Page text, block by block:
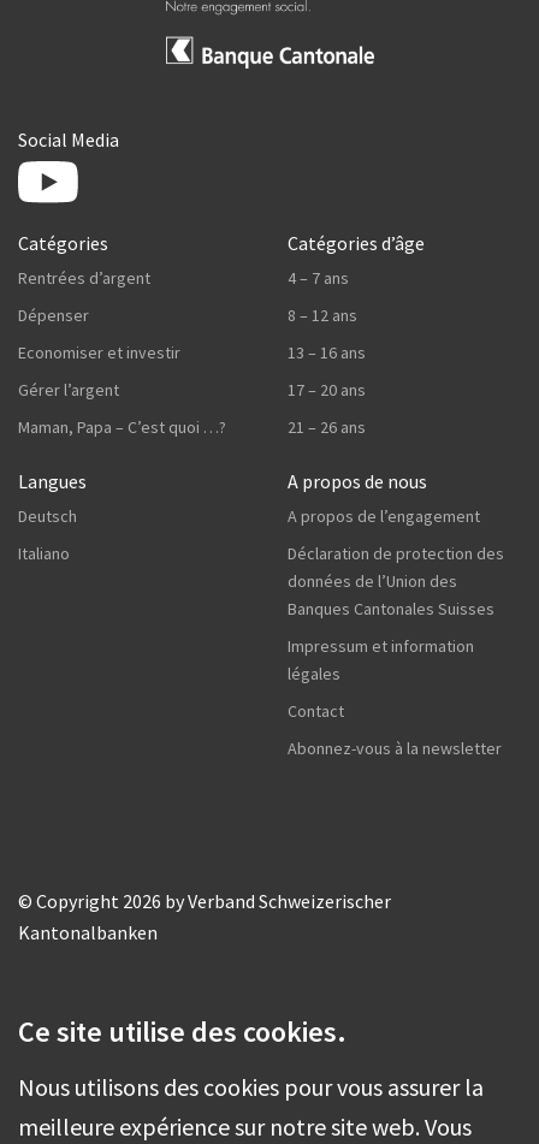
Social Media
Catégories
Rentrées d’argent
Dépenser
Economiser et investir
Gérer l’argent
Maman, Papa – C’est quoi …?
Langues
Deutsch
Italiano
Catégories d’âge
4 – 7 ans
8 – 12 ans
13 – 16 ans
17 – 20 ans
21 – 26 ans
A propos de nous
A propos de l’engagement
Déclaration de protection des
données de l’Union des
Banques Cantonales Suisses
Impressum et information
légales
Contact
Abonnez-vous à la newsletter
© Copyright 2026 by Verband Schweizerischer
Kantonalbanken
Ce site utilise des cookies.
Nous utilisons des cookies pour vous assurer la
meilleure expérience sur notre site web. Vous